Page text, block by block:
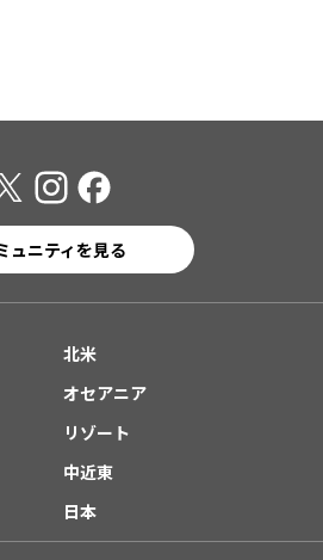
ュニティを見る
北米
オセアニア
リゾート
中近東
日本